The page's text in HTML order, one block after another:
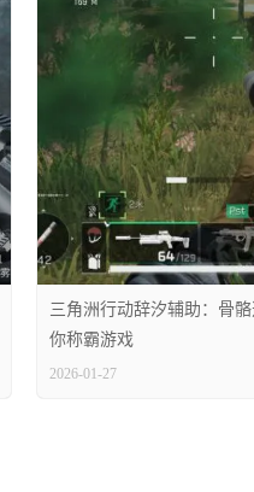
三角洲行动辞汐辅助：骨
你称霸游戏
2026-01-27